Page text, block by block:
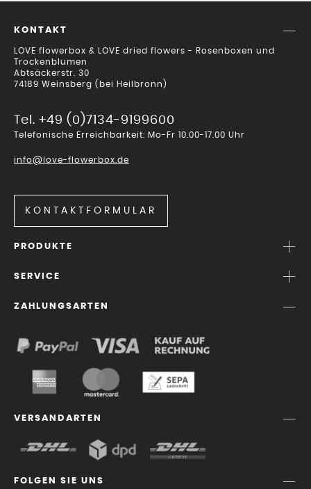
KONTAKT
LOVE flowerbox & LOVE dried flowers - Rosenboxen und
Trockenblumen
Abtsäckerstr. 30
74189 Weinsberg (bei Heilbronn)
Tel. +49 (0)7134-9199600
Telefonische Erreichbarkeit: Mo-Fr 10.00-17.00 Uhr
info@love-flowerbox.de
KONTAKTFORMULAR
PRODUKTE
SERVICE
ZAHLUNGSARTEN
VERSANDARTEN
FOLGEN SIE UNS